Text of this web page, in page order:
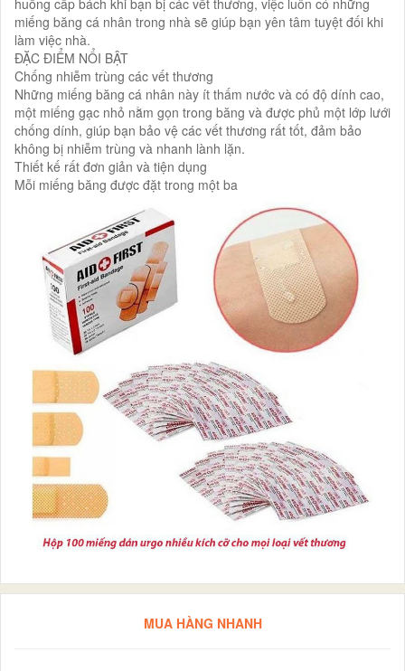
miếng băng cá nhân trong nhà sẽ giúp bạn yên tâm tuyệt đối khi
làm việc nhà.
ĐẶC ĐIỂM NỔI BẬT
Chống nhiễm trùng các vết thương
Những miếng băng cá nhân này ít thấm nước và có độ dính cao,
một miếng gạc nhỏ nằm gọn trong băng và được phủ một lớp lưới
chống dính, giúp bạn bảo vệ các vết thương rất tốt, đảm bảo
không bị nhiễm trùng và nhanh lành lặn.
Thiết kế rất đơn giản và tiện dụng
Mỗi miếng băng được đặt trong một ba
MUA HÀNG NHANH